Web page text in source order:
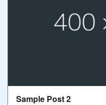
Sample Post 2